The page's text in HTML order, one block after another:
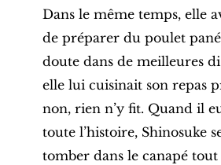
Dans le même temps, elle
de préparer du poulet
doute dans de meilleures
elle lui cuisinait son repas
non, rien n’y fit. Quand il
toute l’histoire, Shinosuke
tomber dans le canapé tout